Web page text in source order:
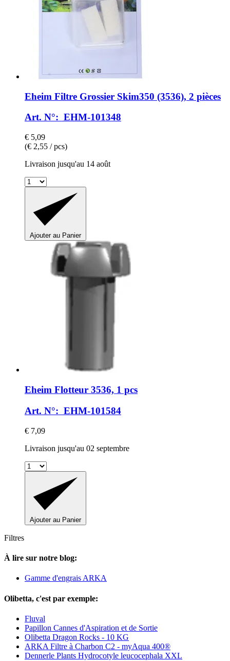
Eheim Filtre Grossier Skim350 (3536), 2 pièces
Art. N°: EHM-101348
€ 5,09
(€ 2,55 / pcs)
Livraison jusqu'au 14 août
Ajouter au Panier
Eheim Flotteur 3536, 1 pcs
Art. N°: EHM-101584
€ 7,09
Livraison jusqu'au 02 septembre
Ajouter au Panier
Filtres
À lire sur notre blog:
Gamme d'engrais ARKA
Olibetta, c'est par exemple:
Fluval
Papillon Cannes d'Aspiration et de Sortie
Olibetta Dragon Rocks - 10 KG
ARKA Filtre à Charbon C2 - myAqua 400®
Dennerle Plants Hydrocotyle leucocephala XXL